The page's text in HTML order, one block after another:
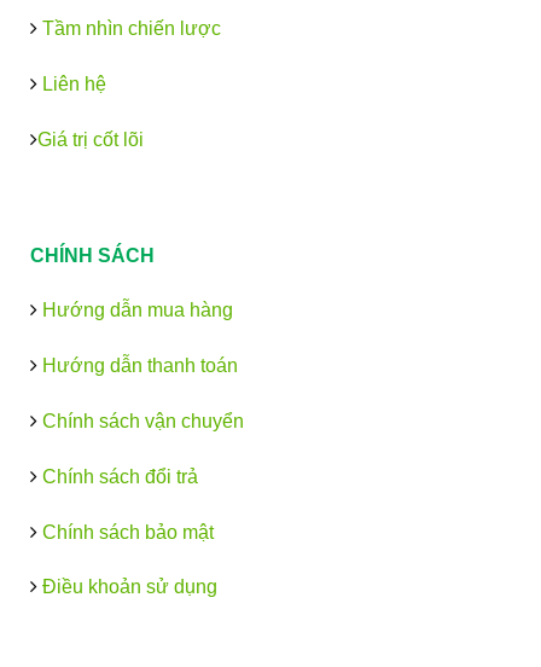
Tầm nhìn chiến lược
Liên hệ
Giá trị cốt lõi
CHÍNH SÁCH
Hướng dẫn mua hàng
Hướng dẫn thanh toán
Chính sách vận chuyển
Chính sách đổi trả
Chính sách bảo mật
Điều khoản sử dụng